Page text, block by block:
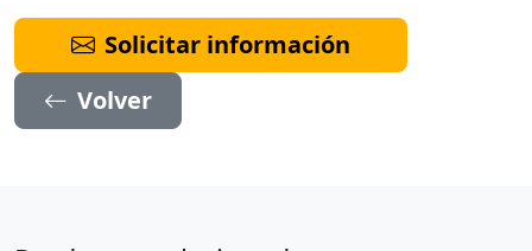
Solicitar información
Volver